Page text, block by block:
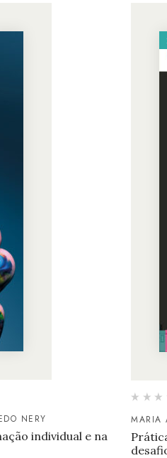
NERY
individual e na
MARIA